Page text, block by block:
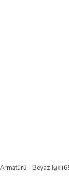
- Beyaz Işık